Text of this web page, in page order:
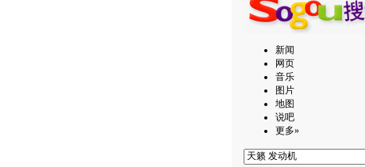
新闻
网页
音乐
图片
地图
说吧
更多»